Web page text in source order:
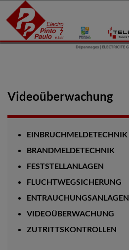
Videoüberwachung
EINBRUCHMELDETECHNIK
BRANDMELDETECHNIK
FESTSTELLANLAGEN
FLUCHTWEGSICHERUNG
ENTRAUCHUNGSANLAGEN
VIDEOÜBERWACHUNG
ZUTRITTSKONTROLLEN